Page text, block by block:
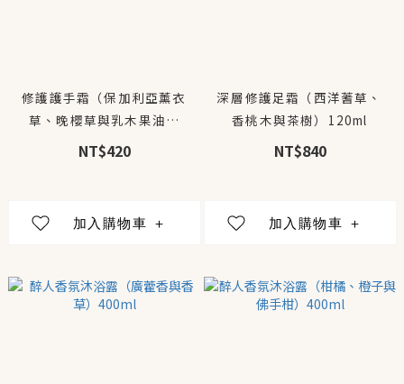
修護護手霜（保加利亞薰衣
草、晚櫻草與乳木果油）
70ml
NT$420
深層修護足霜（西洋蓍草、
香桃木與茶樹）120ml
NT$840